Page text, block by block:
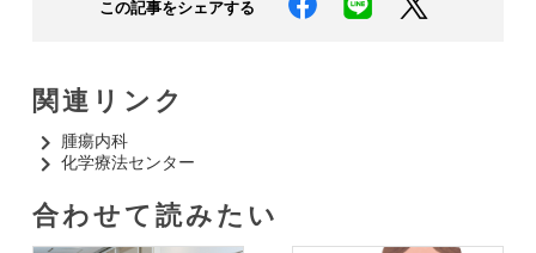
この記事をシェアする
関連リンク
腫瘍内科​
化学療法センター​
合わせて読みたい​